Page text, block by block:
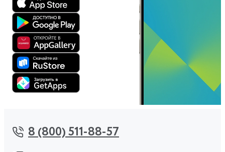
8 (800) 511-88-57